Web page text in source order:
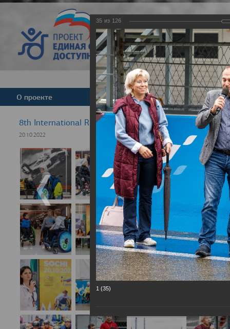
Версия для
О проекте Команда Новости
8th International Rezept-Sport Wheelchair Half
20.10.2022
35 из 126
1 (35)